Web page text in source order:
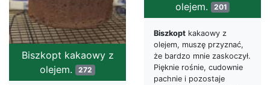
olejem.
201
Biszkopt kakaowy z
olejem, muszę przyznać,
że bardzo mnie zaskoczył.
Pięknie rośnie, cudownie
pachnie i pozostaje
Biszkopt kakaowy z
olejem. 272